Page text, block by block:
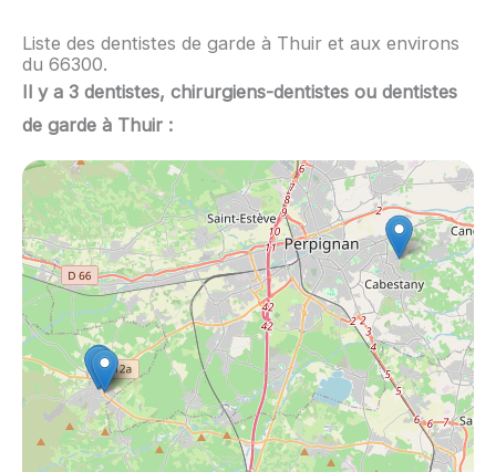
Liste des dentistes de garde à Thuir et aux environs
du 66300.
Il y a 3 dentistes, chirurgiens-dentistes ou dentistes
de garde à Thuir :